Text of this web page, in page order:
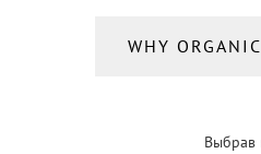
WHY ORGANIC
Выбрав